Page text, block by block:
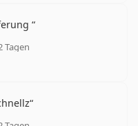
Tagen
5 aus 5